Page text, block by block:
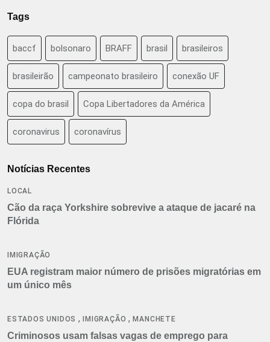
Tags
baccf bolsonaro BRAFF brasil brasileiros
brasileirão campeonato brasileiro conexão UF
copa do brasil Copa Libertadores da América
coronavirus coronavírus
Notícias Recentes
LOCAL
Cão da raça Yorkshire sobrevive a ataque de jacaré na
Flórida
IMIGRAÇÃO
EUA registram maior número de prisões migratórias em
um único mês
ESTADOS UNIDOS , IMIGRAÇÃO ,MANCHETE
Criminosos usam falsas vagas de emprego para